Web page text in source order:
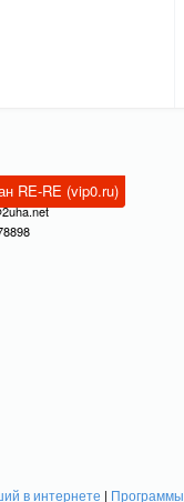
RE-RE (vip0.ru)
в интернете | Программы